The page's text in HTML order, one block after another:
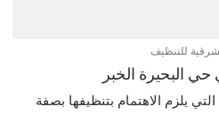
للتنظيف
البحيرة الخبر
يلزم الاهتمام بتنظيفها بصفة